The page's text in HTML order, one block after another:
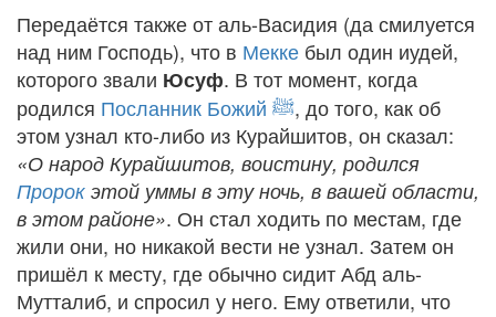
Передаётся также от аль-Васидия (да смилуется
над ним Господь), что в Мекке был один иудей,
которого звали Юсуф. В тот момент, когда
родился Посланник Божий ﷺ, до того, как об
этом узнал кто-либо из Курайшитов, он сказал:
«О народ Курайшитов, воистину, родился
Пророк этой уммы в эту ночь, в вашей области,
в этом районе». Он стал ходить по местам, где
жили они, но никакой вести не узнал. Затем он
пришёл к месту, где обычно сидит Абд аль-
Мутталиб, и спросил у него. Ему ответили, что